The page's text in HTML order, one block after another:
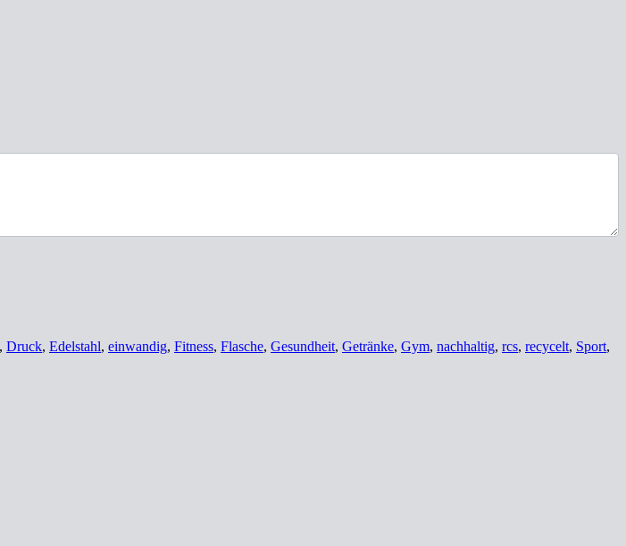
, Druck, Edelstahl, einwandig, Fitness, Flasche, Gesundheit, Getränke, Gym, nachhaltig, rcs, recycelt, Sport,